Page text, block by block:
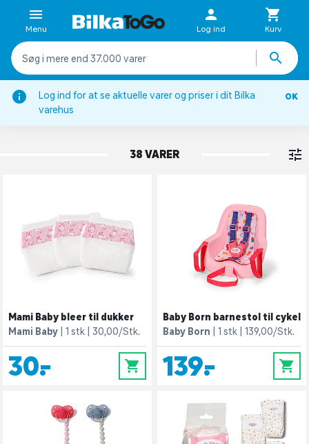
Log ind for at se aktuelle varer og priser i dit Bilka
varehus
OK
Menu Log ind Kurv
Dukker & tilbehør
DUKKETILBEHØR
38 VARER
Mami Baby bleer til dukker
Mami Baby
1 stk 30,00/Stk.
30,- 0
Baby Born barnestol til cykel
Baby Born
1 stk 139,00/Stk.
139,- 0